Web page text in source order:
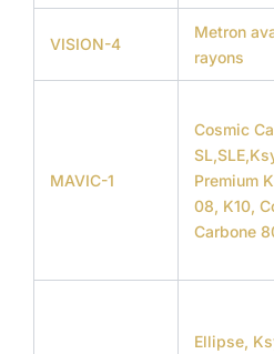
VISION-4
Metron
rayons
MAVIC-1
Cosmic
Premium
08, K10,
Carbone
Ellipse,